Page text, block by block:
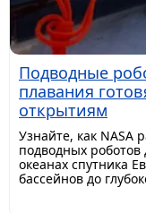
Подводные
плавания
открытиям
Узнайте, как
подводных
океанах спутника
бассейнов до